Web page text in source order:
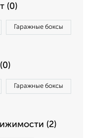
(0)
Гаражные боксы
Гаражные боксы
(2)